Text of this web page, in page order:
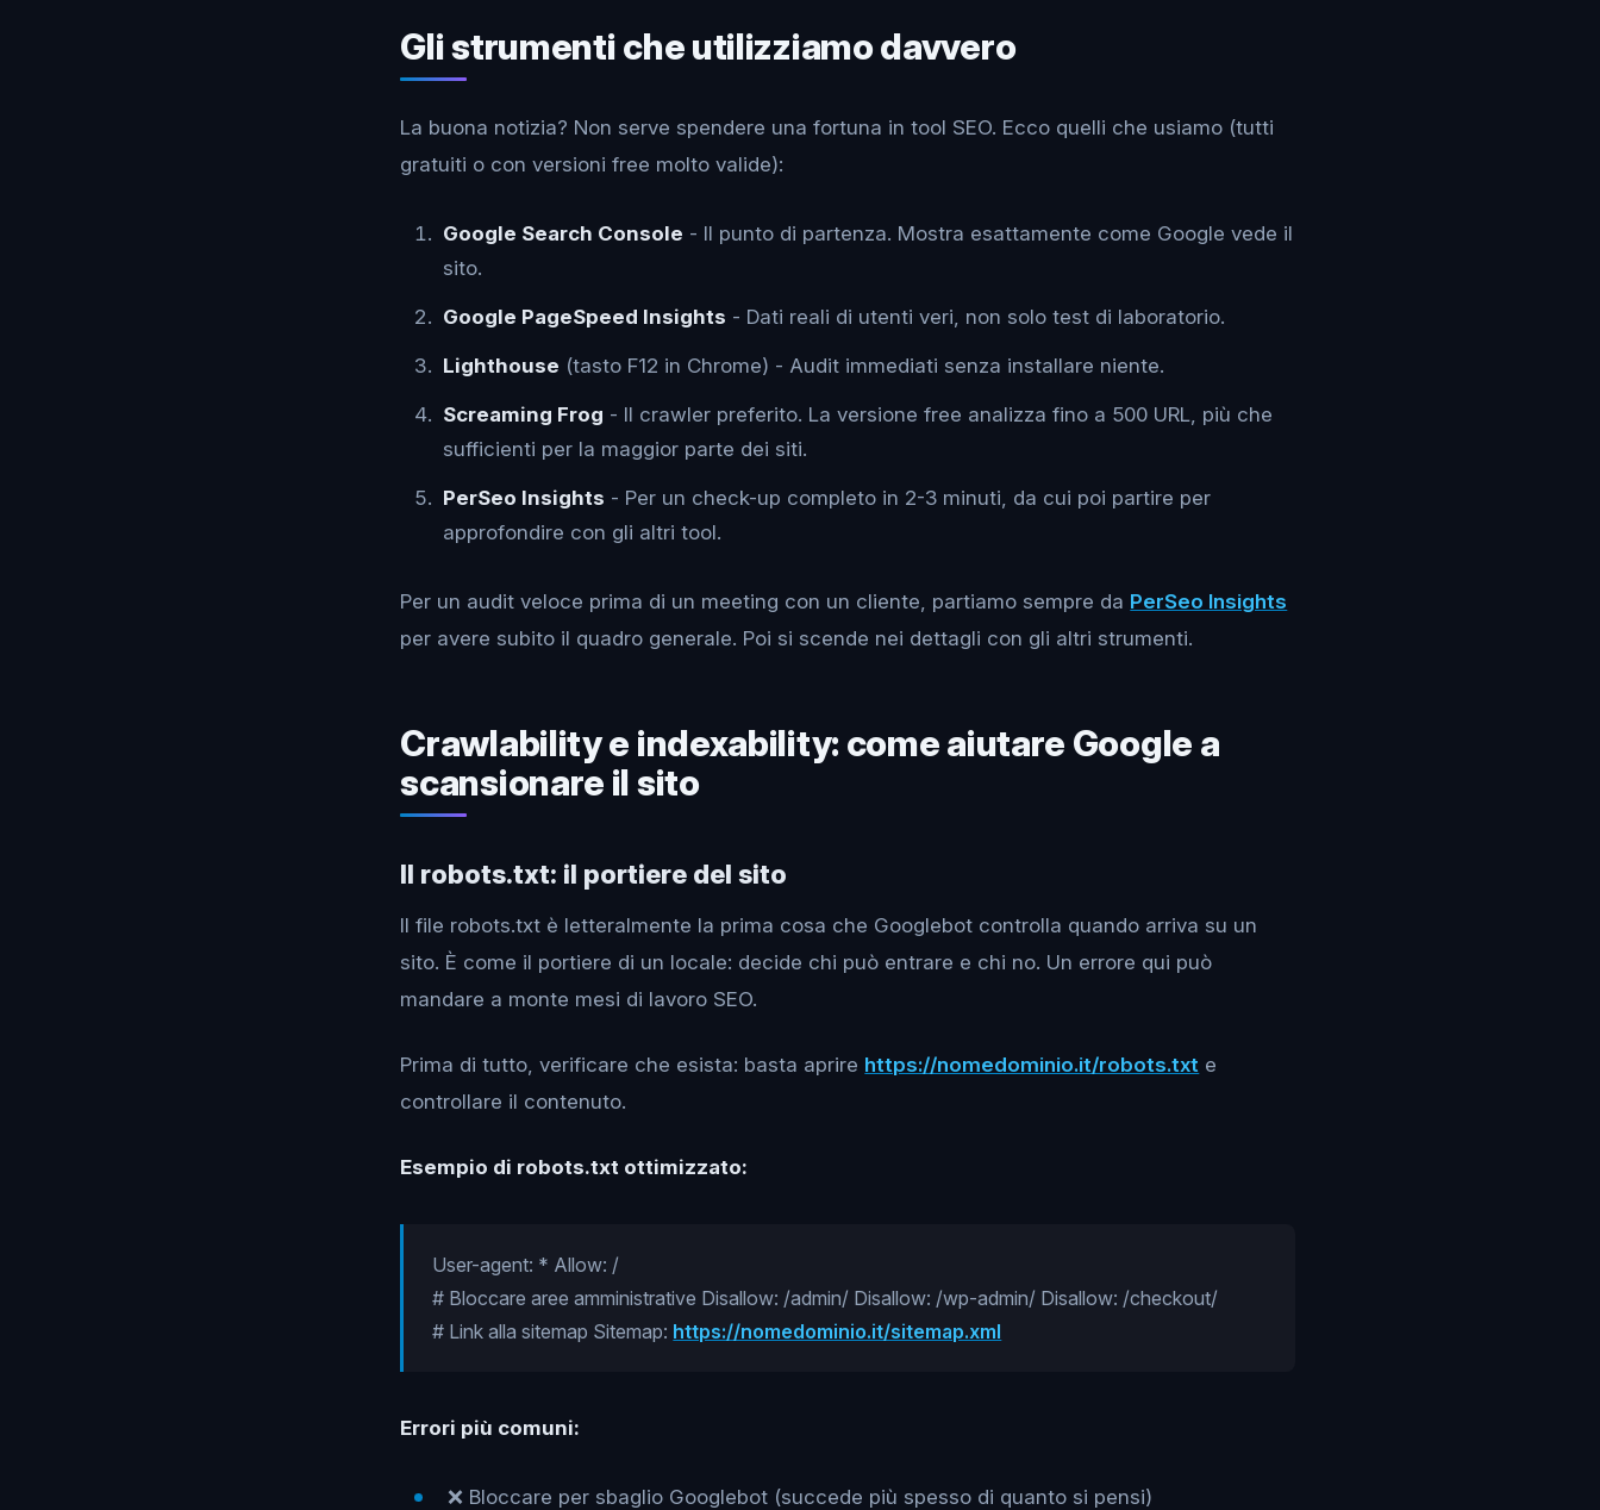
Gli strumenti che utilizziamo davvero
La buona notizia? Non serve spendere una fortuna in tool SEO. Ecco quelli che usiamo (tutti
gratuiti o con versioni free molto valide):
Google Search Console - Il punto di partenza. Mostra esattamente come Google vede il
sito.
Google PageSpeed Insights - Dati reali di utenti veri, non solo test di laboratorio.
Lighthouse (tasto F12 in Chrome) - Audit immediati senza installare niente.
Screaming Frog - Il crawler preferito. La versione free analizza fino a 500 URL, più che
sufficienti per la maggior parte dei siti.
PerSeo Insights - Per un check-up completo in 2-3 minuti, da cui poi partire per
approfondire con gli altri tool.
Per un audit veloce prima di un meeting con un cliente, partiamo sempre da PerSeo Insights
per avere subito il quadro generale. Poi si scende nei dettagli con gli altri strumenti.
Crawlability e indexability: come aiutare Google a
scansionare il sito
Il robots.txt: il portiere del sito
Il file robots.txt è letteralmente la prima cosa che Googlebot controlla quando arriva su un
sito. È come il portiere di un locale: decide chi può entrare e chi no. Un errore qui può
mandare a monte mesi di lavoro SEO.
Prima di tutto, verificare che esista: basta aprire https://nomedominio.it/robots.txt e
controllare il contenuto.
Esempio di robots.txt ottimizzato:
User-agent: * Allow: /
# Bloccare aree amministrative Disallow: /admin/ Disallow: /wp-admin/ Disallow: /checkout/
# Link alla sitemap Sitemap: https://nomedominio.it/sitemap.xml
Errori più comuni:
❌ Bloccare per sbaglio Googlebot (succede più spesso di quanto si pensi)